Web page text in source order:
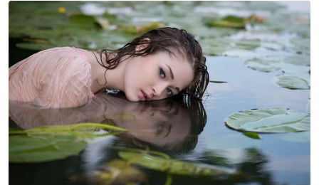
janji" menjadi simbol paling jelas kepada
sentimen yang ingin mereka suarakan. -
Agensi
Berita Telus & Tulus menerusi E-Mel setiap